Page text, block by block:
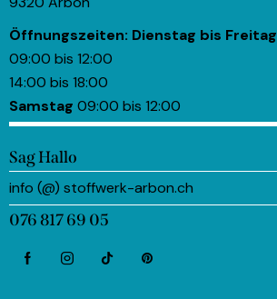
Öffnungszeiten: Dienstag bis Freitag
09:00 bis 12:00
14:00 bis 18:00
Samstag 09:00 bis 12:00
Sag Hallo
info (@) stoffwerk-arbon.ch
076 817 69 05